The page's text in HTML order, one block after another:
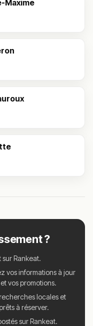
Maxime
?
Rankeat.
vos informations à jour
vos promotions.
locales et
à réserver.
sur Rankeat.